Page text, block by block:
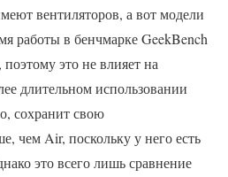
вентиляторов, а вот модели
работы в бенчмарке GeekBench
это не влияет на
длительном использовании
сохранит свою
чем Air, поскольку у него есть
это всего лишь сравнение